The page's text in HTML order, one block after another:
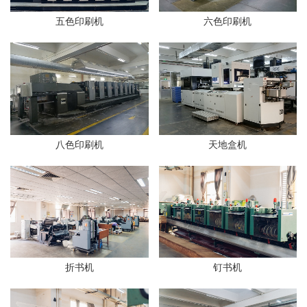
五色印刷机 六色印刷机
八色印刷机 天地盒机
折书机 钉书机